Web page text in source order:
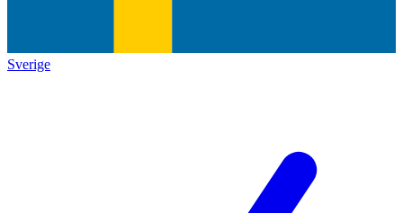
Sverige